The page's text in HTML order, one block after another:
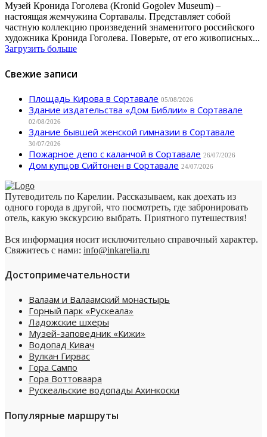
Музей Кронида Гоголева (Kronid Gogolev Museum) –
настоящая жемчужина Сортавалы. Представляет собой
частную коллекцию произведений знаменитого российского
художника Кронида Гоголева. Поверьте, от его живописных...
Загрузить больше
Свежие записи
Площадь Кирова в Сортавале 05/08/2026
Здание издательства «Дом Библии» в Сортавале
02/08/2026
Здание бывшей женской гимназии в Сортавале
30/07/2026
Пожарное депо с каланчой в Сортавале 26/07/2026
Дом купцов Сийтонен в Сортавале 24/07/2026
Путеводитель по Карелии. Рассказываем, как доехать из
одного города в другой, что посмотреть, где забронировать
отель, какую экскурсию выбрать. Приятного путешествия!
Вся информация носит исключительно справочный характер.
Свяжитесь с нами: info@inkarelia.ru
Достопримечательности
Валаам и Валаамский монастырь
Горный парк «Рускеала»
Ладожские шхеры
Музей-заповедник «Кижи»
Водопад Кивач
Вулкан Гирвас
Гора Сампо
Гора Воттоваара
Рускеальские водопады Ахинкоски
Популярные маршруты